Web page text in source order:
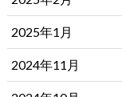
2025年1月
2024年11月